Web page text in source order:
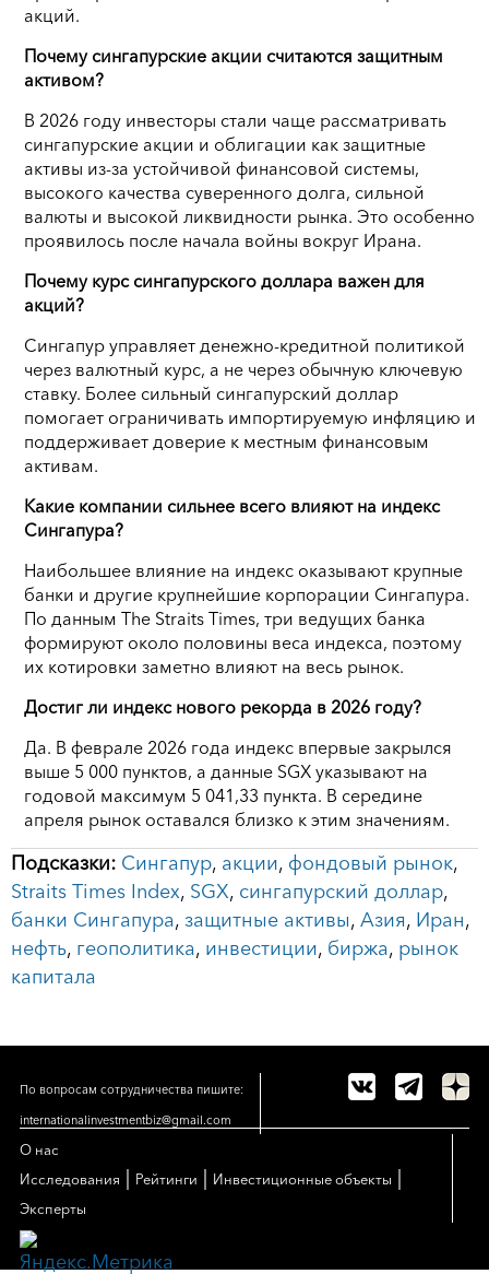
акций.
Почему сингапурские акции считаются защитным
активом?
В 2026 году инвесторы стали чаще рассматривать
сингапурские акции и облигации как защитные
активы из-за устойчивой финансовой системы,
высокого качества суверенного долга, сильной
валюты и высокой ликвидности рынка. Это особенно
проявилось после начала войны вокруг Ирана.
Почему курс сингапурского доллара важен для
акций?
Сингапур управляет денежно-кредитной политикой
через валютный курс, а не через обычную ключевую
ставку. Более сильный сингапурский доллар
помогает ограничивать импортируемую инфляцию и
поддерживает доверие к местным финансовым
активам.
Какие компании сильнее всего влияют на индекс
Сингапура?
Наибольшее влияние на индекс оказывают крупные
банки и другие крупнейшие корпорации Сингапура.
По данным The Straits Times, три ведущих банка
формируют около половины веса индекса, поэтому
их котировки заметно влияют на весь рынок.
Достиг ли индекс нового рекорда в 2026 году?
Да. В феврале 2026 года индекс впервые закрылся
выше 5 000 пунктов, а данные SGX указывают на
годовой максимум 5 041,33 пункта. В середине
апреля рынок оставался близко к этим значениям.
Подсказки: Сингапур, акции, фондовый рынок,
Straits Times Index, SGX, сингапурский доллар,
банки Сингапура, защитные активы, Азия, Иран,
нефть, геополитика, инвестиции, биржа, рынок
капитала
По вопросам сотрудничества пишите:
internationalinvestmentbiz@gmail.com
О нас
Исследования
Рейтинги Инвестиционные объекты
Эксперты